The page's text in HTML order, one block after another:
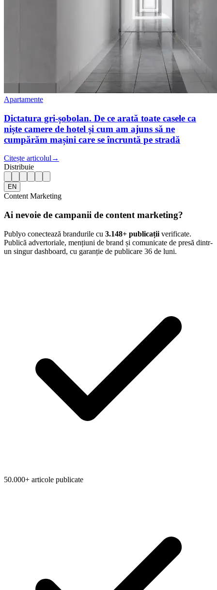
Apartamente
Dictatura gri-șobolan. De ce arată toate casele ca
niște camere de hotel și cum am ajuns să ne
cumpărăm mașini care se încruntă pe stradă
Citește articolul →
Distribuie
EN
Content Marketing
Ai nevoie de campanii de content marketing?
Publyo conectează brandurile cu 3.148+ publicații verificate.
Publică advertoriale, mențiuni de brand și comunicate de presă dintr-
un singur dashboard, cu garanție de publicare 36 de luni.
50.000+ articole publicate